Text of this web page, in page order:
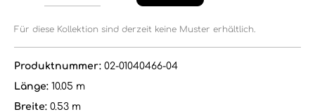
Für diese Kollektion sind derzeit keine Muster erhältlich.
Produktnummer: 02-01040466-04
Länge: 10.05 m
Breite: 0.53 m